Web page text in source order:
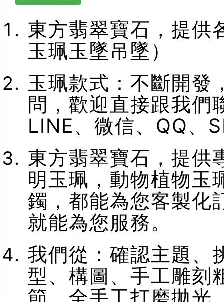
東方翡翠寶石，提供
玉珮玉墜吊墜）
玉珮款式：不斷開發
問，歡迎直接跟我們
LINE、微信、QQ、
東方翡翠寶石，提供
明玉珮，動物植物玉
鐲，都能為您客製化
就能為您服務。
我們從：確認主題、
型、構圖、手工雕刻
節、全手工打磨拋光